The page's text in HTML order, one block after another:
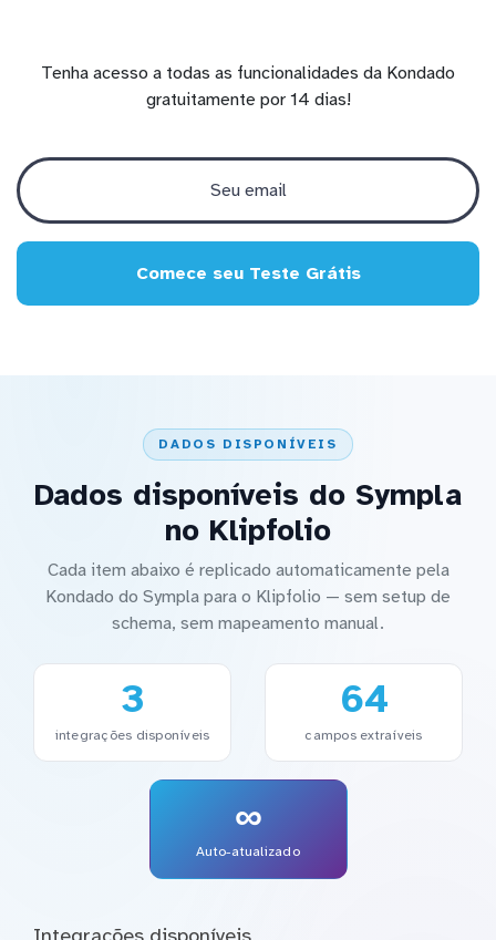
Tenha acesso a todas as funcionalidades da Kondado
gratuitamente por 14 dias!
Comece seu Teste Grátis
DADOS DISPONÍVEIS
Dados disponíveis do Sympla
no Klipfolio
Cada item abaixo é replicado automaticamente pela
Kondado do Sympla para o Klipfolio — sem setup de
schema, sem mapeamento manual.
3
integrações disponíveis
64
campos extraíveis
∞
Auto-atualizado
Integrações disponíveis